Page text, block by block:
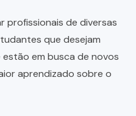
profissionais de diversas
que desejam
em busca de novos
aprendizado sobre o